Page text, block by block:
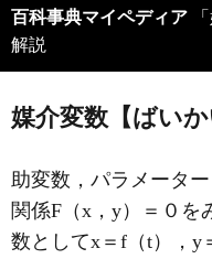
百科事典マイペディア
解説
媒介変数【ばいか
助変数，パラメータ
関係F（x，y）＝０を
数としてx＝f（t），y